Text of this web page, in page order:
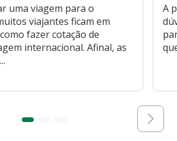
uma viagem para o
viajantes ficam em
fazer cotação de
internacional. Afinal, as
A